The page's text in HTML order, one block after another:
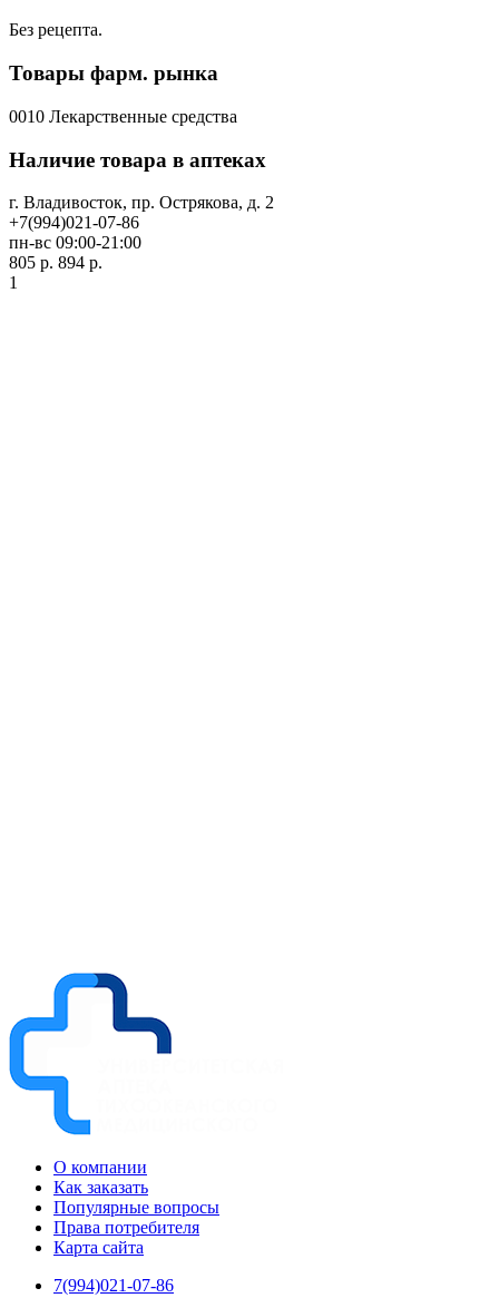
Без рецепта.
Товары фарм. рынка
0010 Лекарственные средства
Наличие товара в аптеках
г. Владивосток, пр. Острякова, д. 2
+7(994)021-07-86
пн-вс 09:00-21:00
805 р. 894 р.
1
О компании
Как заказать
Популярные вопросы
Права потребителя
Карта сайта
7(994)021-07-86